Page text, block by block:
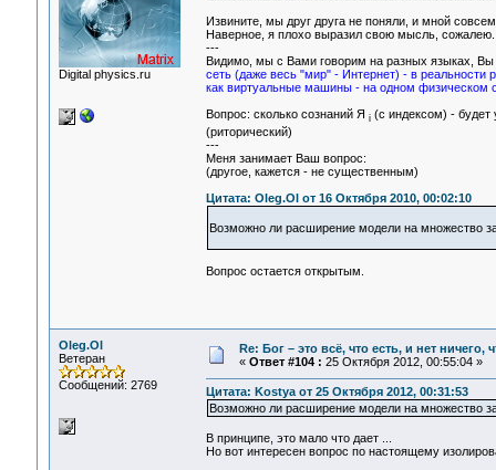
Digital physics.ru
Извините, мы друг друга не поняли, и мной
Наверное, я плохо выразил свою мысль, сожалею.
---
Видимо, мы с Вами говорим на разных языках, Вы
сеть (даже весь "мир" - Интернет) - в реальности
как виртуальные машины - на одном физическом
Вопрос: сколько сознаний Я i(с индексом) - будет
(риторический)
---
Меня занимает Ваш вопрос:
(другое, кажется - не существенным)
Цитата: Oleg.Ol от 16 Октября 2010, 00:02:10
Возможно ли расширение модели на множество
Вопрос остается открытым.
Oleg.Ol
Ветеран
Сообщений: 2769
Re: Бог – это всё, что есть, и нет
« Ответ #104 : 25 Октября 2012, 00:55:04 »
Цитата: Kostya от 25 Октября 2012, 00:31:53
Возможно ли расширение модели на множество
В принципе, это мало что дает ...
Но вот интересен вопрос по настоящему